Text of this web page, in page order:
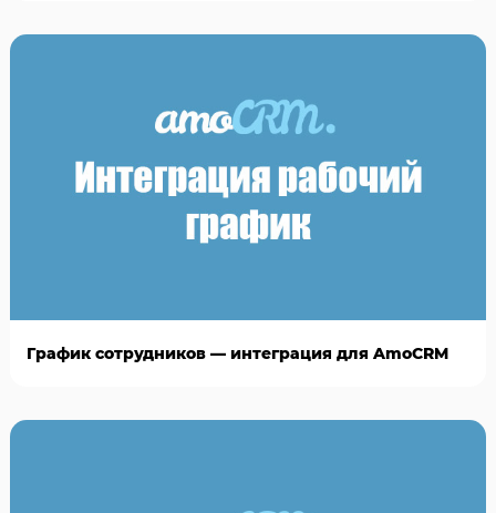
График сотрудников — интеграция для AmoCRM